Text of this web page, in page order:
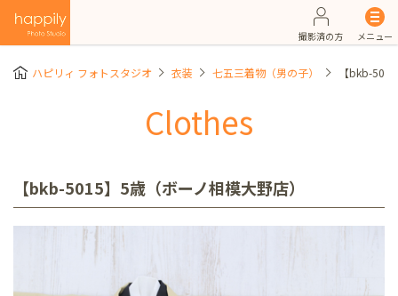
撮影済の方 メニュー
ハピリィ フォトスタジオ 衣装 七五三着物（男の子） 【bkb-
Clothes
【bkb-5015】5歳（ボーノ相模大野店）